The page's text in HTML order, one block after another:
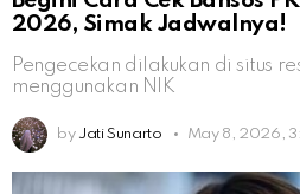
2026, Simak Jadwalnya!
Pengecekan dilakukan di situs
menggunakan NIK
by Jati Sunarto May 8, 2026,